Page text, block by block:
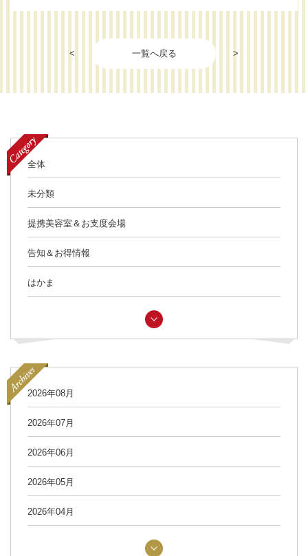
< 一覧へ戻る >
全体
未分類
提携美容室＆お支度会場
告知＆お得情報
はかま
2026年08月
2026年07月
2026年06月
2026年05月
2026年04月